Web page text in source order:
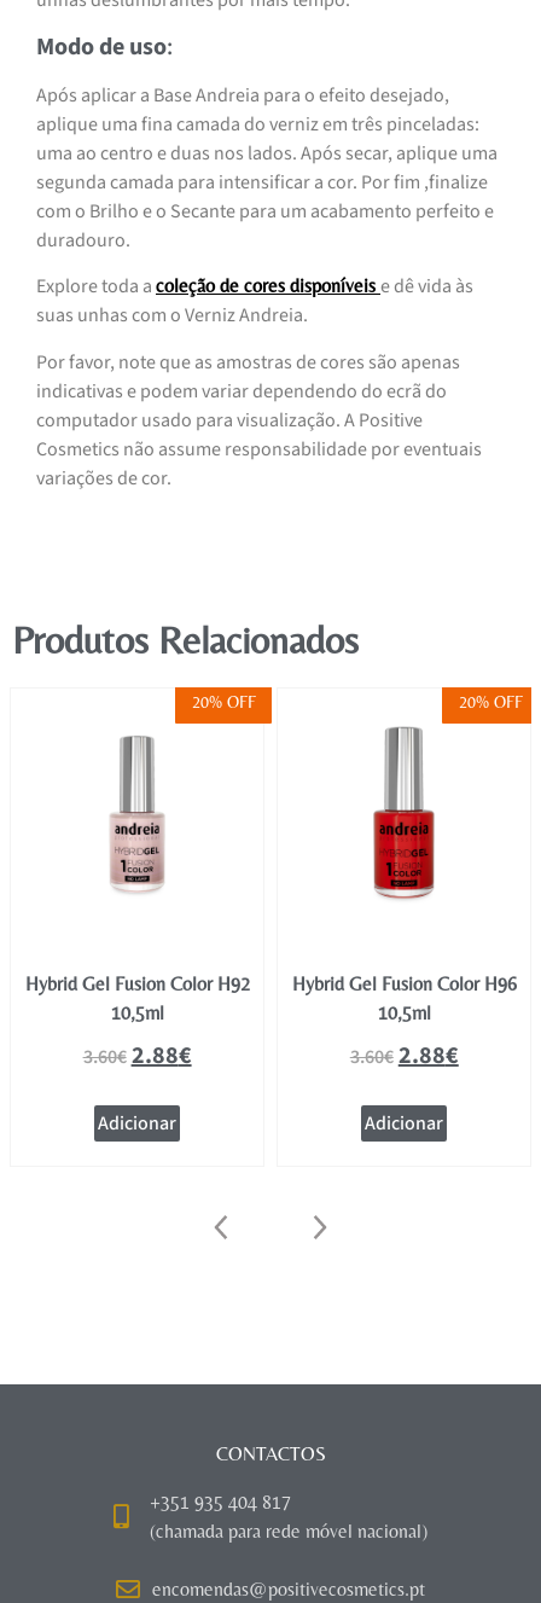
Modo de uso:
Após aplicar a Base Andreia para o efeito desejado,
aplique uma fina camada do verniz em três pinceladas:
uma ao centro e duas nos lados. Após secar, aplique uma
segunda camada para intensificar a cor. Por fim ,finalize
com o Brilho e o Secante para um acabamento perfeito e
duradouro.
Explore toda a coleção de cores disponíveis e dê vida às
suas unhas com o Verniz Andreia.
Por favor, note que as amostras de cores são apenas
indicativas e podem variar dependendo do ecrã do
computador usado para visualização. A Positive
Cosmetics não assume responsabilidade por eventuais
variações de cor.
Produtos Relacionados
20% OFF
Hybrid Gel Fusion Color H92
10,5ml
3.60€2.88€
Adicionar
20% OFF
Hybrid Gel Fusion Color H96
10,5ml
3.60€2.88€
Adicionar
CONTACTOS
+351 935 404 817
(chamada para rede móvel nacional)
encomendas@positivecosmetics.pt